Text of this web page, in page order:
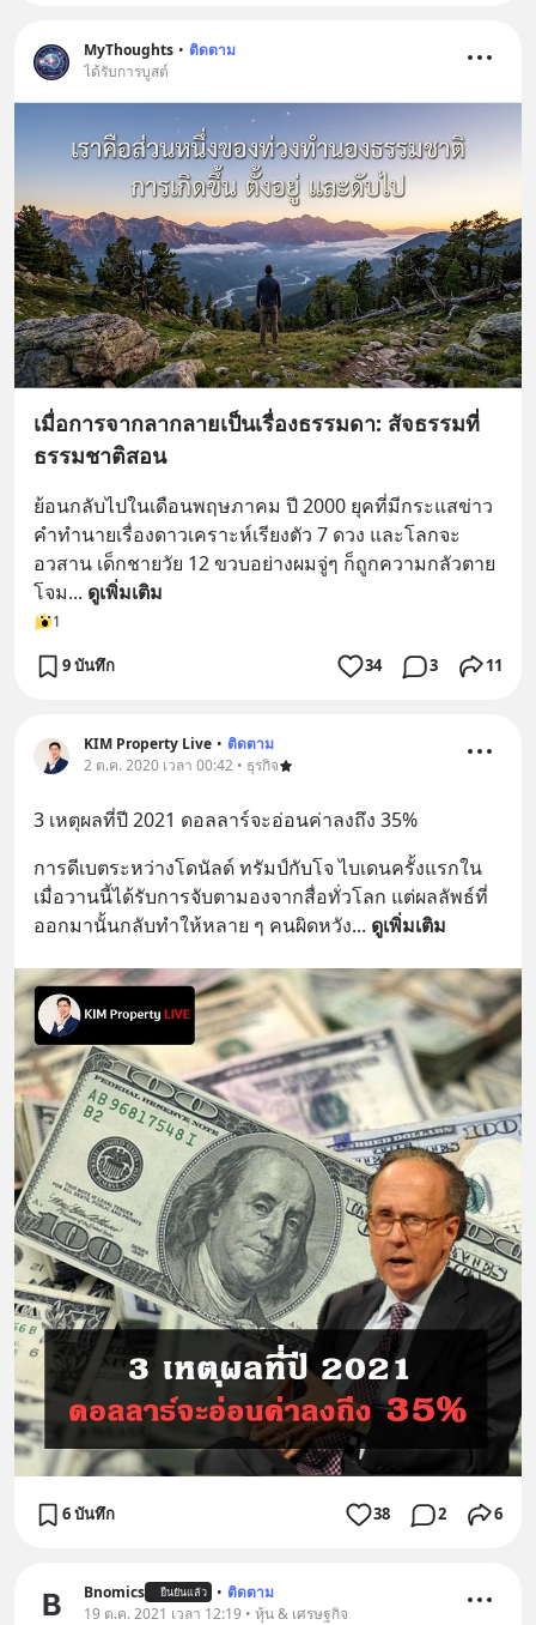
MyThoughts • ติดตาม
ได้รับการบูสต์
เมื่อการจากลากลายเป็นเรื่องธรรมดา: สัจธรรมที่
ธรรมชาติสอน
ย้อนกลับไปในเดือนพฤษภาคม ปี 2000 ยุคที่มีกระแสข่าว
คำทำนายเรื่องดาวเคราะห์เรียงตัว 7 ดวง และโลกจะ
อวสาน เด็กชายวัย 12 ขวบอย่างผมจู่ๆ ก็ถูกความกลัวตาย
โจม... ดูเพิ่มเติม
1
9 บันทึก 34 3 11
KIM Property Live • ติดตาม
2 ต.ค. 2020 เวลา 00:42 • ธุรกิจ
3 เหตุผลที่ปี 2021 ดอลลาร์จะอ่อนค่าลงถึง 35%
การดีเบตระหว่างโดนัลด์ ทรัมป์กับโจ ไบเดนครั้งแรกใน
เมื่อวานนี้ได้รับการจับตามองจากสื่อทั่วโลก แต่ผลลัพธ์ที่
ออกมานั้นกลับทำให้หลาย ๆ คนผิดหวัง... ดูเพิ่มเติม
6 บันทึก 38 2 6
Bnomics ยืนยันแล้ว • ติดตาม
19 ต.ค. 2021 เวลา 12:19 • หุ้น & เศรษฐกิจ